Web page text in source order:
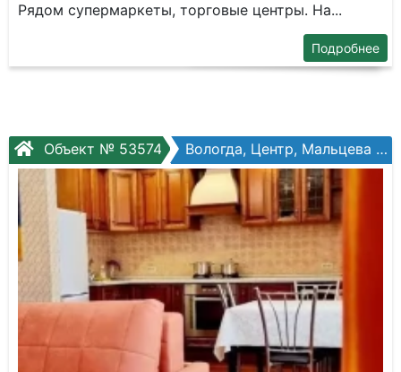
Рядом супермаркеты, торговые центры. На...
Подробнее
Объект № 53574 Вологда, Центр, Мальцева ул, №30